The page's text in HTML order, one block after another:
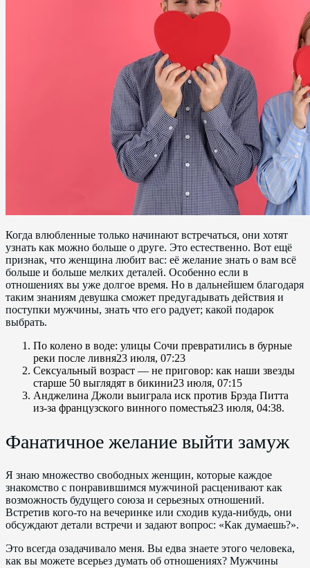
Когда влюбленные только начинают встречаться, они хотят
узнать как можно больше о друге. Это естественно. Вот ещё
признак, что женщина любит вас: её желание знать о вам всё
больше и больше мелких деталей. Особенно если в
отношениях вы уже долгое время. Но в дальнейшем благодаря
таким знаниям девушка сможет предугадывать действия и
поступки мужчины, знать что его радует; какой подарок
выбрать.
По колено в воде: улицы Сочи превратились в бурные
реки после ливня23 июля, 07:23
Сексуальный возраст — не приговор: как наши звезды
старше 50 выглядят в бикини23 июля, 07:15
Анджелина Джоли выиграла иск против Брэда Питта
из-за французского винного поместья23 июля, 04:38.
Фанатичное желание выйти замуж
Я знаю множество свободных женщин, которые каждое
знакомство с понравившимся мужчиной расценивают как
возможность будущего союза и серьезных отношений.
Встретив кого-то на вечеринке или сходив куда-нибудь, они
обсуждают детали встречи и задают вопрос: «Как думаешь?».
Это всегда озадачивало меня. Вы едва знаете этого человека,
как вы можете всерьез думать об отношениях? Мужчины